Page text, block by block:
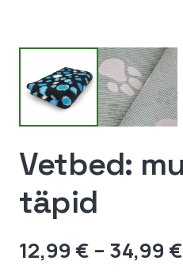
Vetbed:
täpid
12,99 € – 34,99 €